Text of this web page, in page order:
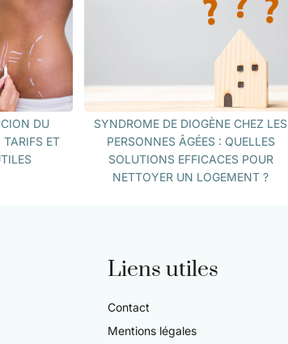
DU
TARIFS ET
SYNDROME DE DIOGÈNE CHEZ LES
PERSONNES ÂGÉES : QUELLES
SOLUTIONS EFFICACES POUR
NETTOYER UN LOGEMENT ?
Liens utiles
Contact
Mentions légales